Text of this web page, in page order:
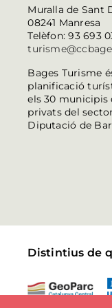
Muralla de Sant
08241 Manresa
Telèfon: 93 693
Bages Turisme
planificació
els 30 municipis
privats del
Diputació de
Distintius de